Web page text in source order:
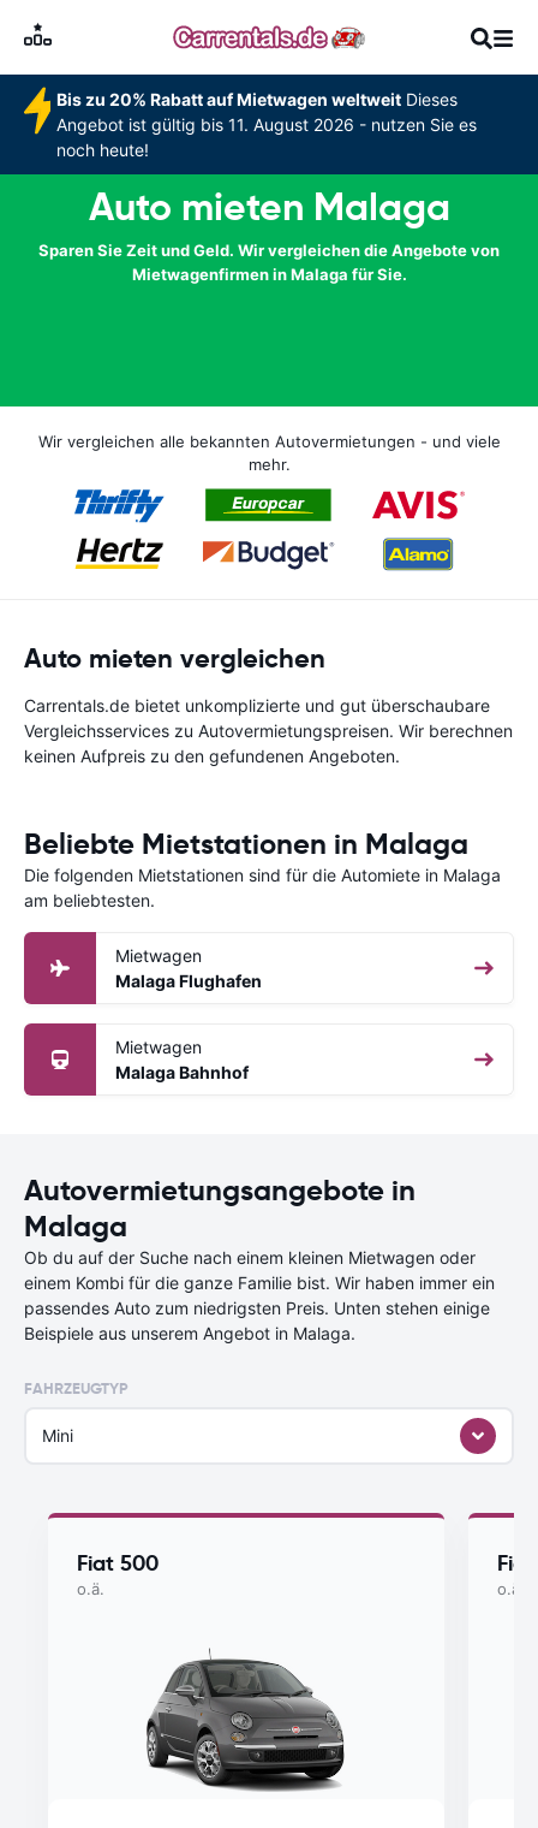
Bis zu 20% Rabatt auf Mietwagen weltweitDieses
Angebot ist gültig bis 11. August 2026 - nutzen Sie es
noch heute!
Auto mieten Malaga
Sparen Sie Zeit und Geld. Wir vergleichen die Angebote von
Mietwagenfirmen in Malaga für Sie.
Wir vergleichen alle bekannten Autovermietungen - und viele
mehr.
Auto mieten vergleichen
Carrentals.de bietet unkomplizierte und gut überschaubare
Vergleichsservices zu Autovermietungspreisen. Wir berechnen
keinen Aufpreis zu den gefundenen Angeboten.
Beliebte Mietstationen in Malaga
Die folgenden Mietstationen sind für die Automiete in Malaga
am beliebtesten.
Mietwagen
Malaga Flughafen
Mietwagen
Malaga Bahnhof
Autovermietungsangebote in
Malaga
Ob du auf der Suche nach einem kleinen Mietwagen oder
einem Kombi für die ganze Familie bist. Wir haben immer ein
passendes Auto zum niedrigsten Preis. Unten stehen einige
Beispiele aus unserem Angebot in Malaga.
FAHRZEUGTYP
Mini
Fiat 500
o.ä. o.ä.